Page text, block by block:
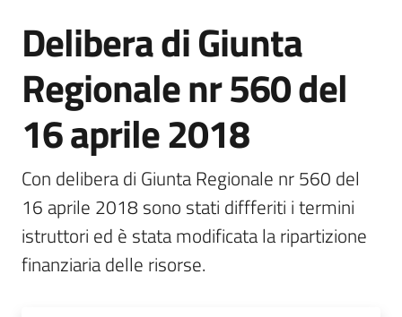
Servizi
Leggi
atti
bandi
Menu selezionato
Piani
programmi
progetti
Delibera di Giunta
Regionale nr 560 del
16 aprile 2018
Con delibera di Giunta Regionale nr 560 del
16 aprile 2018 sono stati diffferiti i termini
istruttori ed è stata modificata la ripartizione